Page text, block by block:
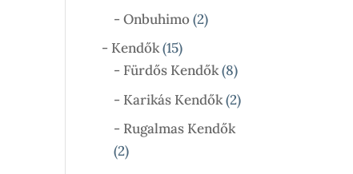
Termék
- Onbuhimo 22
- Kendők 1515
Termék
- Fürdős Kendők 88
Termék
- Karikás Kendők 22
- Rugalmas Kendők
22